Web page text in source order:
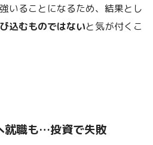
いることになるため、結果とし
込むものではないと気が付くこ
就職も…投資で失敗